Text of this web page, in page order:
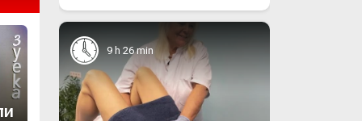
9 h 26 min